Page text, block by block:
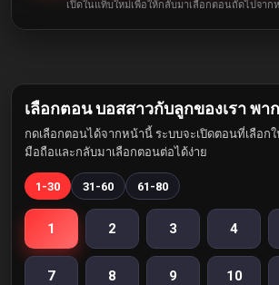
เปิดในแท็บใหม่เพื่อให้กลับมาเลือกตอนถัดไปจาก
เลือกตอน บอสสาวกับลูกของเรา พา
กดเลือกตอนได้จากหน้านี้ ระบบจะเปิดตอนที่เลือก
มือถือและกลับมาเลือกตอนต่อได้ง่าย
1-30 31-60 61-80
1 2 3 4
7 8 9 10